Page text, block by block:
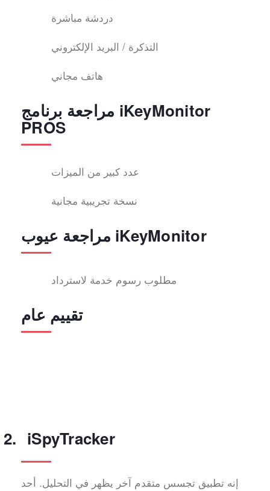
دردشة مباشرة
التذكرة / البريد الإلكتروني
هاتف مجاني
مراجعة برنامج iKeyMonitor
PROS
عدد كبير من الميزات
نسخة تجريبية مجانية
مراجعة عيوب iKeyMonitor
مطلوب رسوم خدمة لاسترداد
تقييم عام
iSpyTracker
إنه تطبيق تجسس متقدم آخر يظهر في التحليل. أحد